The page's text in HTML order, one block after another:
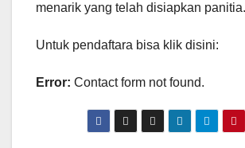
menarik yang telah disiapkan panitia.
Untuk pendaftara bisa klik disini:
Error: Contact form not found.